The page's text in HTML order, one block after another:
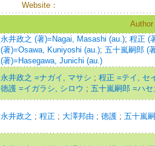
Website：
Author
永井政之 (著)=Nagai, Masashi (au.); 程正 (
(著)=Osawa, Kuniyoshi (au.); 五十嵐嗣郎 (
(著)=Hasegawa, Junichi (au.)
永井政之 =ナガイ, マサシ ; 程正 =テイ, セ
徳護 =イガラシ, シロウ ; 五十嵐嗣郎 =ハ
永井政之 ; 程正 ; 大澤邦由 ; 徳護 ; 五十嵐